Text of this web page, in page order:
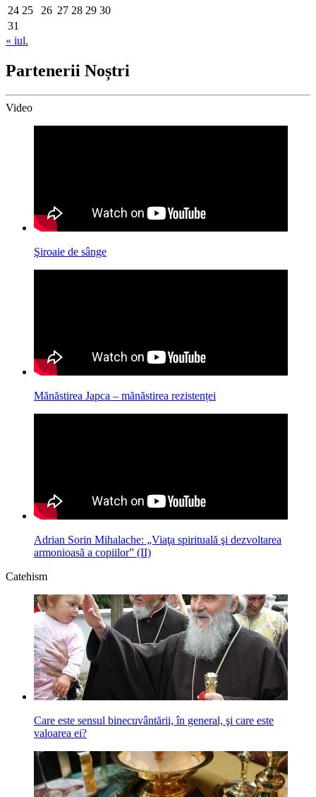
24 25 26 27 28 29 30
31
« iul.
Partenerii Noștri
Video
Şiroaie de sânge
Mănăstirea Japca – mănăstirea rezistenței
Adrian Sorin Mihalache: „Viaţa spirituală şi dezvoltarea
armonioasă a copiilor” (II)
Catehism
Care este sensul binecuvântării, în general, şi care este
valoarea ei?